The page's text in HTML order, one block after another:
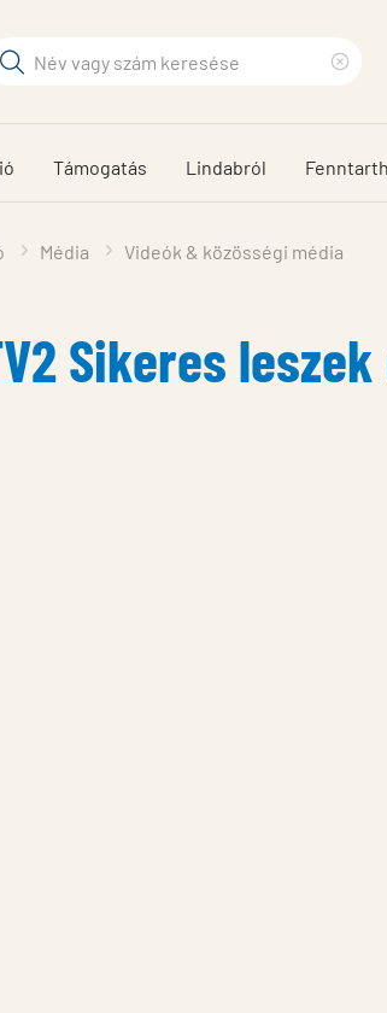
Keresési
keresése
Támogatás Lindabról
Média Videók & közösségi média
Sikeres